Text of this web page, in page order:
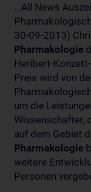
...All News
30-09-2013)
Pharmakologie
Heribert-
Preis wird von
um die
Wissenschafter,
auf dem Gebiet
Pharmakologie
weitere
Personen